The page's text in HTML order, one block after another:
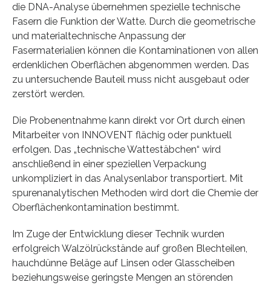
die DNA-Analyse übernehmen spezielle technische
Fasern die Funktion der Watte. Durch die geometrische
und materialtechnische Anpassung der
Fasermaterialien können die Kontaminationen von allen
erdenklichen Oberflächen abgenommen werden. Das
zu untersuchende Bauteil muss nicht ausgebaut oder
zerstört werden.
Die Probenentnahme kann direkt vor Ort durch einen
Mitarbeiter von INNOVENT flächig oder punktuell
erfolgen. Das „technische Wattestäbchen“ wird
anschließend in einer speziellen Verpackung
unkompliziert in das Analysenlabor transportiert. Mit
spurenanalytischen Methoden wird dort die Chemie der
Oberflächenkontamination bestimmt.
Im Zuge der Entwicklung dieser Technik wurden
erfolgreich Walzölrückstände auf großen Blechteilen,
hauchdünne Beläge auf Linsen oder Glasscheiben
beziehungsweise geringste Mengen an störenden